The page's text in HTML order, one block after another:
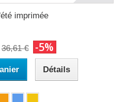
imprimée
36,61 € -5%
Détails